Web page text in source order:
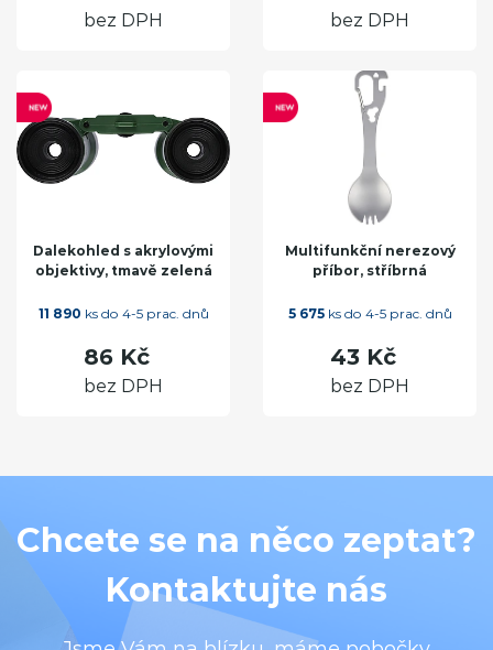
bez DPH bez DPH
Dalekohled s akrylovými
objektivy, tmavě zelená
11 890 ks do 4-5 prac. dnů
86 Kč
bez DPH
Multifunkční nerezový
příbor, stříbrná
5 675ks do 4-5 prac. dnů
43 Kč
bez DPH
Chcete se na něco zeptat?
Kontaktujte nás